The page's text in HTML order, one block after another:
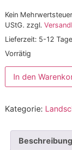
Kein
UStG. zzgl.
Lieferzeit: 5-12 Tage
Vorrätig
In den
Kategorie:
Beschreibung